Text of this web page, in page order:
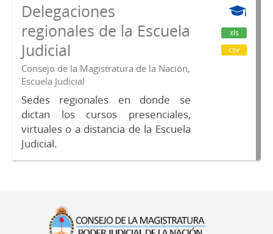
Delegaciones
regionales de la Escuela
Judicial
Consejo de la Magistratura de la Nación,
Escuela Judicial
Sedes regionales en donde se
dictan los cursos presenciales,
virtuales o a distancia de la Escuela
Judicial.
xls
csv